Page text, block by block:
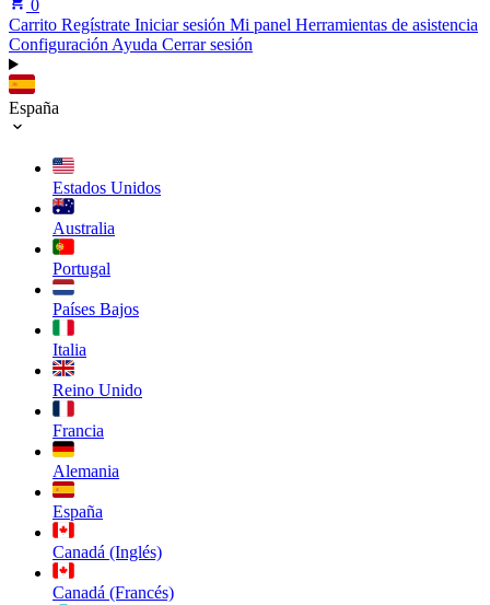
0
Carrito Regístrate Iniciar sesión Mi panel Herramientas de asistencia
Configuración Ayuda Cerrar sesión
España
Estados Unidos
Australia
Portugal
Países Bajos
Italia
Reino Unido
Francia
Alemania
España
Canadá (Inglés)
Canadá (Francés)